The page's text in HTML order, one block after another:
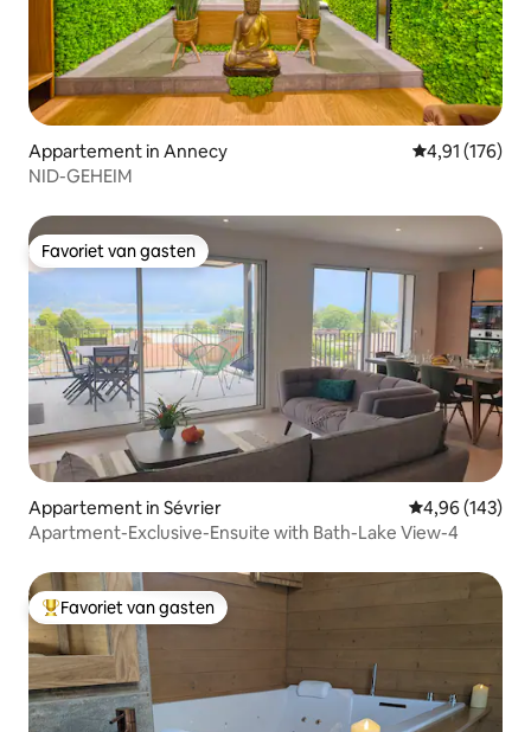
Appartement in Annecy Gemiddelde
4,91 (176)
NID-GEHEIM
Favoriet van gasten
Favoriet van gasten
Appartement in Sévrier Gemiddelde
4,96 (143)
Apartment-Exclusive-Ensuite with Bath-Lake View-4
Topfavoriet van gasten
Favoriet van gasten